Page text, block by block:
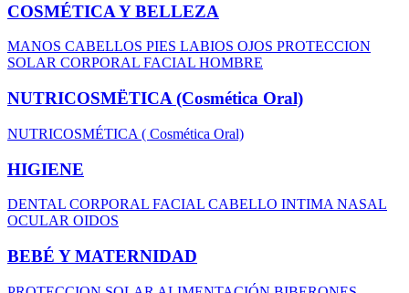
COSMÉTICA Y BELLEZA
MANOS CABELLOS PIES LABIOS OJOS PROTECCION
SOLAR CORPORAL FACIAL HOMBRE
NUTRICOSMËTICA (Cosmética Oral)
NUTRICOSMÉTICA ( Cosmética Oral)
HIGIENE
DENTAL CORPORAL FACIAL CABELLO INTIMA NASAL
OCULAR OIDOS
BEBÉ Y MATERNIDAD